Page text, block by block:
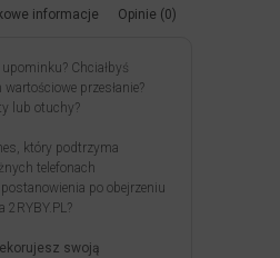
informacje Opinie (0)
Chciałbyś
przesłanie?
lub otuchy?
który podtrzyma
telefonach
po obejrzeniu
2RYBY.PL?
swoją